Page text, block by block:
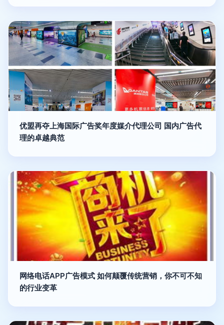
优盟再夺上海国际广告奖年度媒介代理公司 国内广告代
理的卓越典范
网络电话APP广告模式 如何颠覆传统营销，你不可不知
的行业变革